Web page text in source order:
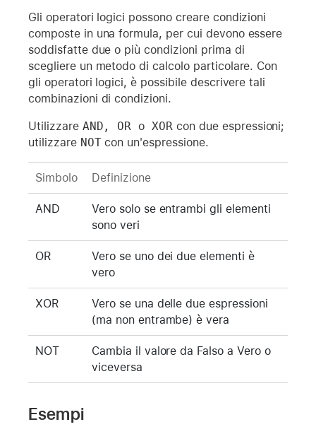
Gli operatori logici possono creare condizioni
composte in una formula, per cui devono essere
soddisfatte due o più condizioni prima di
scegliere un metodo di calcolo particolare. Con
gli operatori logici, è possibile descrivere tali
combinazioni di condizioni.
Utilizzare AND, OR o XOR con due espressioni;
utilizzare NOTcon un'espressione.
Simbolo Definizione
AND
Vero solo se entrambi gli elementi
sono veri
OR
Vero se uno dei due elementi è
vero
XOR
Vero se una delle due espressioni
(ma non entrambe) è vera
NOT
Cambia il valore da Falso a Vero o
viceversa
Esempi